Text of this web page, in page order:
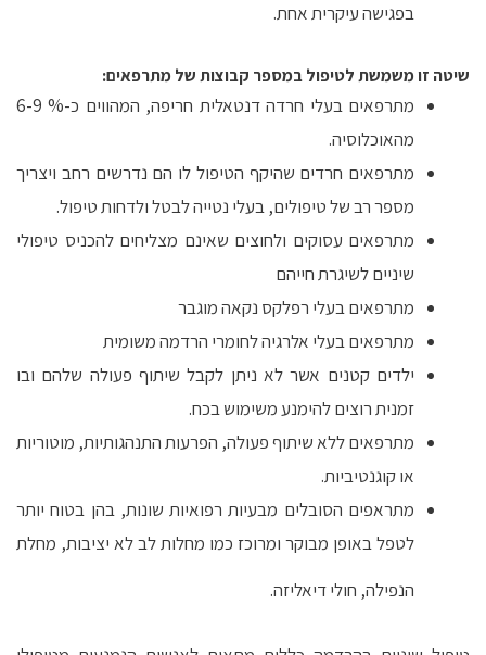
בפגישה עיקרית אחת.
שיטה זו משמשת לטיפול במספר קבוצות של מתרפאים:
מתרפאים בעלי חרדה דנטאלית חריפה, המהווים כ-% 6-9
מהאוכלוסיה.
מתרפאים חרדים שהיקף הטיפול לו הם נדרשים רחב ויצריך
מספר רב של טיפולים, בעלי נטייה לבטל ולדחות טיפול.
מתרפאים עסוקים ולחוצים שאינם מצליחים להכניס טיפולי
שיניים לשיגרת חייהם
מתרפאים בעלי רפלקס נקאה מוגבר
מתרפאים בעלי אלרגיה לחומרי הרדמה משומית
ילדים קטנים אשר לא ניתן לקבל שיתוף פעולה שלהם ובו
זמנית רוצים להימנע משימוש בכח.
מתרפאים ללא שיתוף פעולה, הפרעות התנהגותיות, מוטוריות
או קוגנטיביות.
מתראפים הסובלים מבעיות רפואיות שונות, בהן בטוח יותר
לטפל באופן מבוקר ומרוכז כמו מחלות לב לא יציבות, מחלת
הנפילה, חולי דיאליזה.